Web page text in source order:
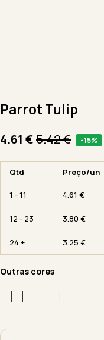
Parrot Tulip
4.61 €5.42€ -15%
Qtd Preço/un
1 - 11 4.61 €
12 - 23 3.80 €
24 + 3.25 €
Outras cores